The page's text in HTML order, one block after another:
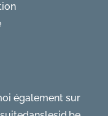
également sur